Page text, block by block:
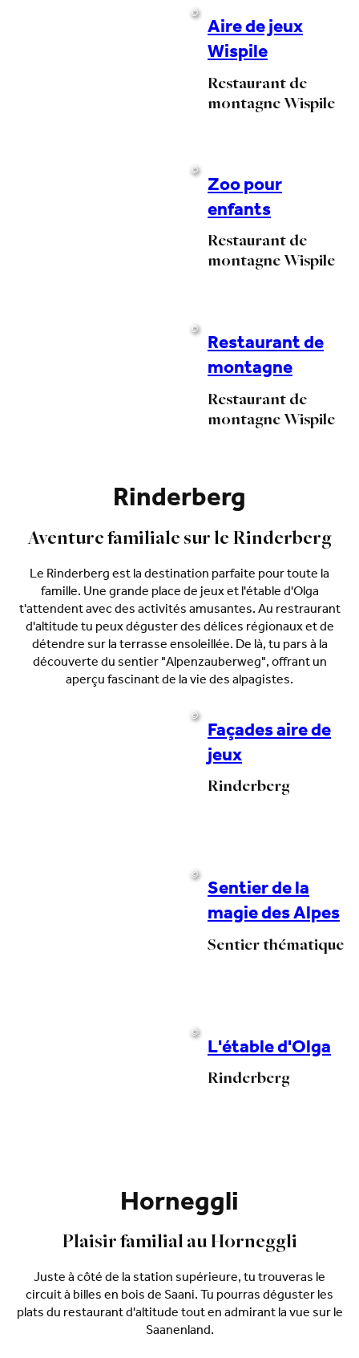
©
Aire de jeux
Wispile
Restaurant de
montagne Wispile
©
Zoo pour
enfants
Restaurant de
montagne Wispile
©
Restaurant de
montagne
Restaurant de
montagne Wispile
Rinderberg
Aventure familiale sur le Rinderberg
Le Rinderberg est la destination parfaite pour toute la
famille. Une grande place de jeux et l'étable d'Olga
t'attendent avec des activités amusantes. Au restraurant
d'altitude tu peux déguster des délices régionaux et de
détendre sur la terrasse ensoleillée. De là, tu pars à la
découverte du sentier "Alpenzauberweg", offrant un
aperçu fascinant de la vie des alpagistes.
©
Façades aire de
jeux
Rinderberg
©
Sentier de la
magie des Alpes
Sentier thématique
©
L'étable d'Olga
Rinderberg
Horneggli
Plaisir familial au Horneggli
Juste à côté de la station supérieure, tu trouveras le
circuit à billes en bois de Saani. Tu pourras déguster les
plats du restaurant d'altitude tout en admirant la vue sur le
Saanenland.